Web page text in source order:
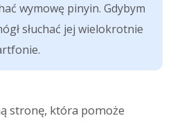
wymowę pinyin. Gdybym
słuchać jej wielokrotnie
stronę, która pomoże